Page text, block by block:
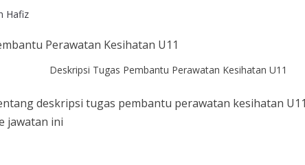
Hafiz
Deskripsi Tugas Pembantu Perawatan Kesihatan U11
deskripsi tugas pembantu perawatan kesihatan
jawatan ini